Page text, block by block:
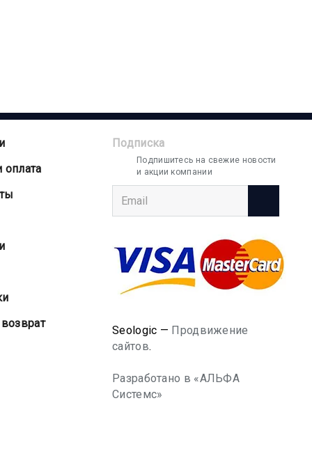
Подписка
Подпишитесь на свежие новости
и акции компании
Seologic — Продвижение
сайтов.
Разработано в «АЛЬФА
Системс»
оплата